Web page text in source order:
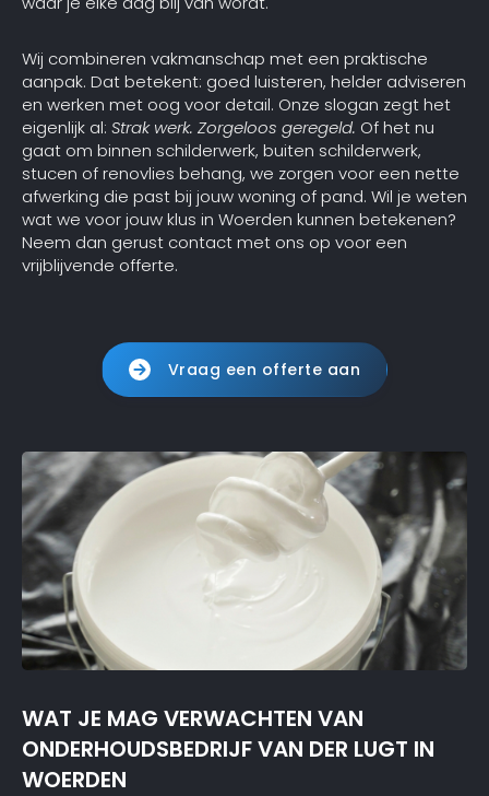
Wij combineren vakmanschap met een praktische
aanpak. Dat betekent: goed luisteren, helder adviseren
en werken met oog voor detail. Onze slogan zegt het
eigenlijk al: Strak werk. Zorgeloos geregeld. Of het nu
gaat om binnen schilderwerk, buiten schilderwerk,
stucen of renovlies behang, we zorgen voor een nette
afwerking die past bij jouw woning of pand. Wil je weten
wat we voor jouw klus in Woerden kunnen betekenen?
Neem dan gerust contact met ons op voor een
vrijblijvende offerte.
Vraag een offerte aan
WAT JE MAG VERWACHTEN VAN
ONDERHOUDSBEDRIJF VAN DER LUGT IN
WOERDEN